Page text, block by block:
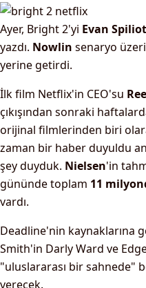
Ayer, Bright 2'yi Evan
yazdı. Nowlin senaryo
yerine getirdi.
İlk film Netflix'in CEO'su
çıkışından sonraki
orijinal filmlerinden biri
zaman bir haber duyuldu
şey duyduk. Nielsen'in
gününde toplam 11
vardı.
Deadline'nin kaynaklarına
Smith'in Darly Ward ve
"uluslararası bir sahnede"
verecek.